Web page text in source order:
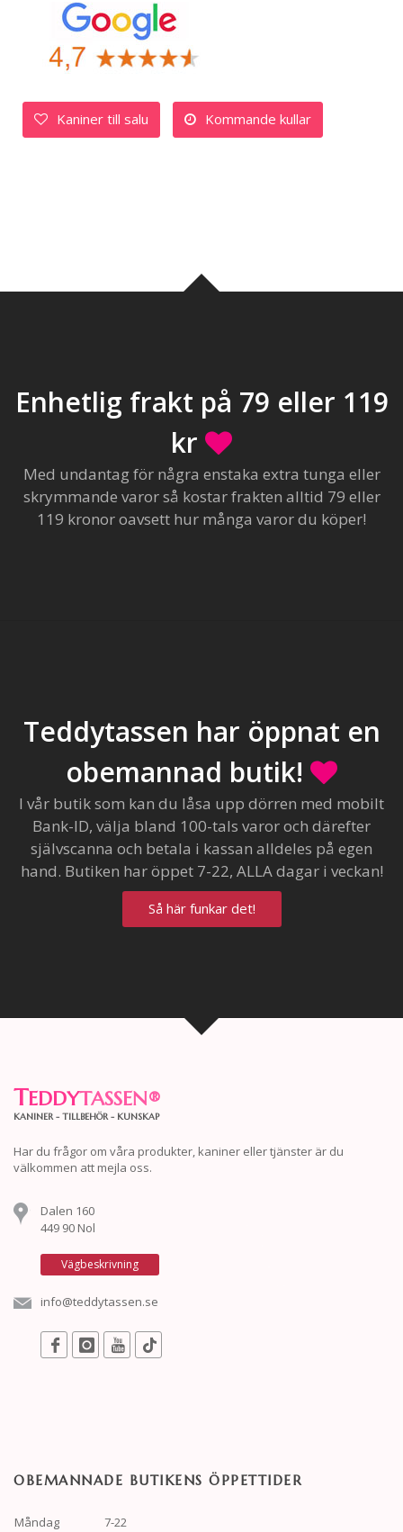
Kaniner till salu Kommande kullar
Enhetlig frakt på 79 eller 119
kr
Med undantag för några enstaka extra tunga eller
skrymmande varor så kostar frakten alltid 79 eller
119 kronor oavsett hur många varor du köper!
Teddytassen har öppnat en
obemannad butik!
I vår butik som kan du låsa upp dörren med mobilt
Bank-ID, välja bland 100-tals varor och därefter
självscanna och betala i kassan alldeles på egen
hand. Butiken har öppet 7-22, ALLA dagar i veckan!
Så här funkar det!
TEDDYTASSEN®
KANINER - TILLBEHÖR - KUNSKAP
Har du frågor om våra produkter, kaniner eller tjänster är du
välkommen att mejla oss.
Dalen 160
449 90 Nol
Vägbeskrivning
info@teddytassen.se
OBEMANNADE BUTIKENS ÖPPETTIDER
Måndag
7-22